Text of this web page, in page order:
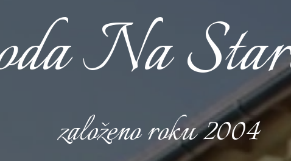
Na
založeno roku 2004